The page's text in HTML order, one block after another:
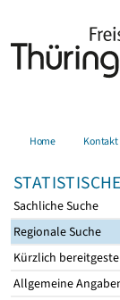
Home Kontakt
Sachliche Suche
Regionale Suche
Kürzlich
Allgemeine